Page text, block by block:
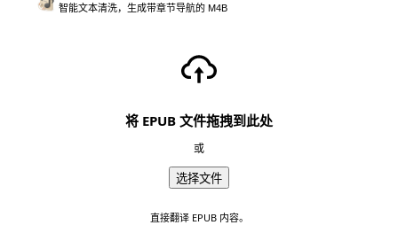
智能文本清洗，生成带章节导航的 M4B
将 EPUB 文件拖拽到此处
或
选择文件
直接翻译 EPUB 内容。